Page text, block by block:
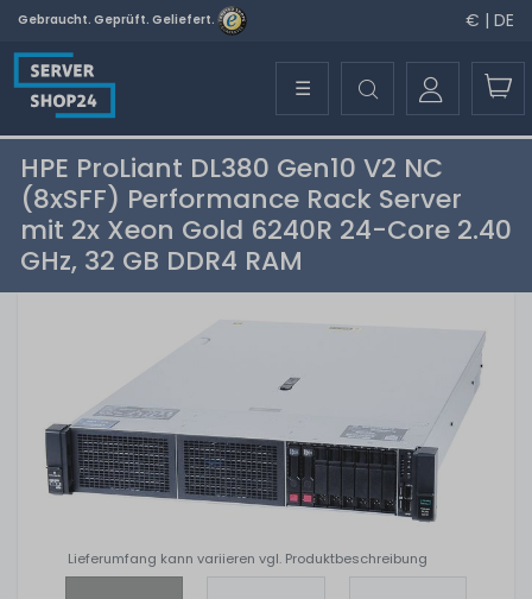
Gebraucht. Geprüft. Geliefert. € | DE
☰
HPE ProLiant DL380 Gen10 V2 NC
(8xSFF) Performance Rack Server
mit 2x Xeon Gold 6240R 24-Core 2.40
GHz, 32 GB DDR4 RAM
Lieferumfang kann variieren vgl. Produktbeschreibung